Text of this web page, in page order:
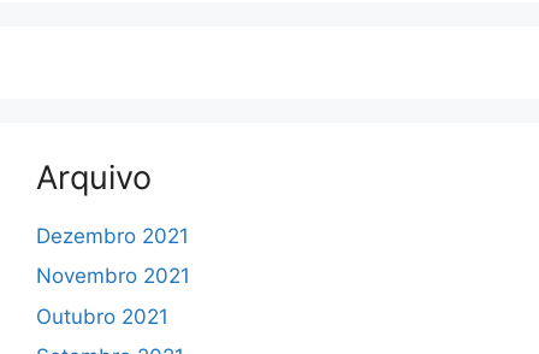
Arquivo
Dezembro 2021
Novembro 2021
Outubro 2021